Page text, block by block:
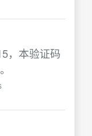
，本验证码